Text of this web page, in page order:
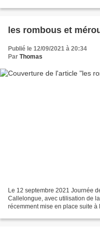
les rombous et
Publié le 12/09/2021 à 20:34
Par Thomas
Le 12 septembre 2021 Journée
Callelongue, avec utilisation de
récemment mise en place suite à